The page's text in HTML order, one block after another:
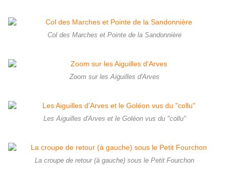
Col des Marches et Pointe de la Sandonnière
Zoom sur les Aiguilles d'Arves
Les Aiguilles d'Arves et le Goléon vus du "collu"
La croupe de retour (à gauche) sous le Petit Fourchon